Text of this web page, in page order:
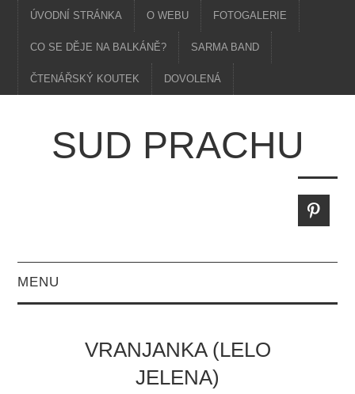
ÚVODNÍ STRÁNKA O WEBU FOTOGALERIE
CO SE DĚJE NA BALKÁNĚ? SARMA BAND
ČTENÁŘSKÝ KOUTEK DOVOLENÁ
SUD PRACHU
MENU
VRANJANKA (LELO
JELENA)